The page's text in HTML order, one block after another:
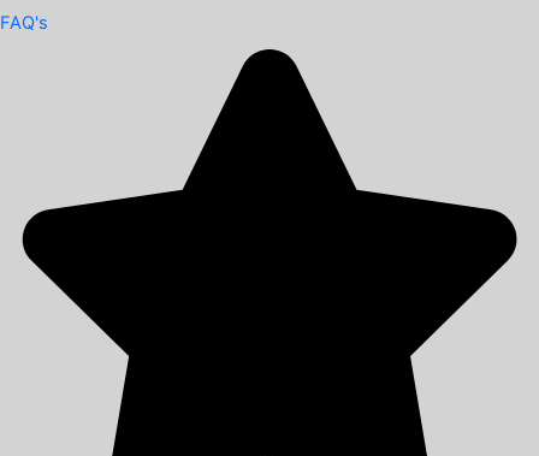
FAQ's